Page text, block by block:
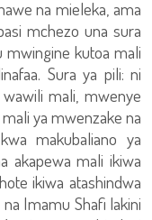
na mieleka, ama
mchezo una sura
mwingine kutoa mali
Sura ya pili: ni
mali, mwenye
ya mwenzake na
makubaliano ya
akapewa mali ikiwa
ikiwa atashindwa
Imamu Shafi lakini